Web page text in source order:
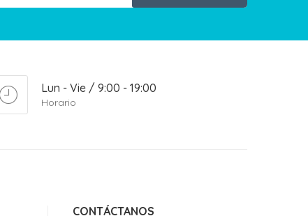
Lun - Vie / 9:00 - 19:00
Horario
CONTÁCTANOS